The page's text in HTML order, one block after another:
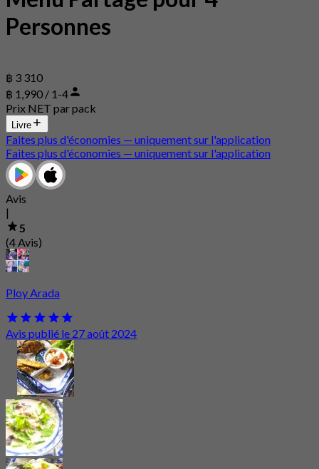
Personnes
฿ 3 310
฿ 1,990 / 1-4
Prix NET par pack
Livre
Faites plus d'économies — uniquement sur l'application
Faites plus d'économies — uniquement sur l'application
Avis
|
5
(4 Avis)
Ploy Arada
Avis publié le 27 août 2024